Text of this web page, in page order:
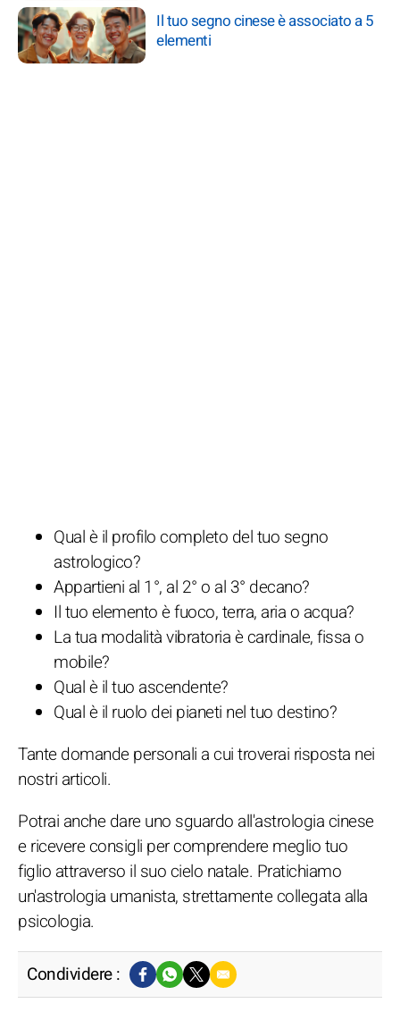
Il tuo segno cinese è associato a 5
elementi
Qual è il profilo completo del tuo segno
astrologico?
Appartieni al 1°, al 2° o al 3° decano?
Il tuo elemento è fuoco, terra, aria o acqua?
La tua modalità vibratoria è cardinale, fissa o
mobile?
Qual è il tuo ascendente?
Qual è il ruolo dei pianeti nel tuo destino?
Tante domande personali a cui troverai risposta nei
nostri articoli.
Potrai anche dare uno sguardo all'astrologia cinese
e ricevere consigli per comprendere meglio tuo
figlio attraverso il suo cielo natale. Pratichiamo
un'astrologia umanista, strettamente collegata alla
psicologia.
Condividere :